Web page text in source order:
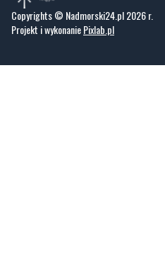
Copyrights © Nadmorski24.pl 2026 r.
Projekt i wykonaniePixlab.pl